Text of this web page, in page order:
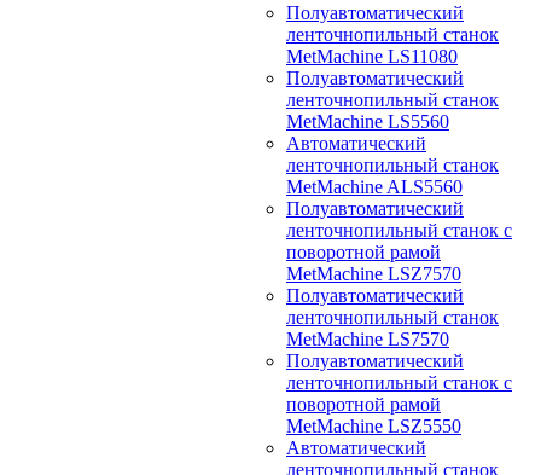
Полуавтоматический
ленточнопильный станок
MetMachine LS11080
Полуавтоматический
ленточнопильный станок
MetMachine LS5560
Автоматический
ленточнопильный станок
MetMachine ALS5560
Полуавтоматический
ленточнопильный станок с
поворотной рамой
MetMachine LSZ7570
Полуавтоматический
ленточнопильный станок
MetMachine LS7570
Полуавтоматический
ленточнопильный станок с
поворотной рамой
MetMachine LSZ5550
Автоматический
ленточнопильный станок